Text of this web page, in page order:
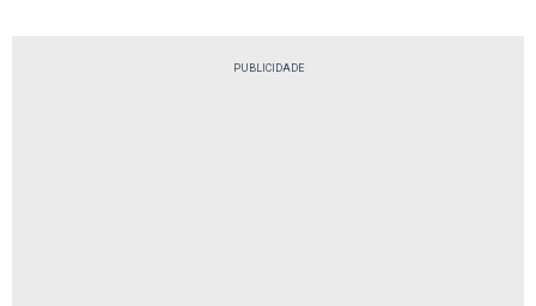
PUBLICIDADE